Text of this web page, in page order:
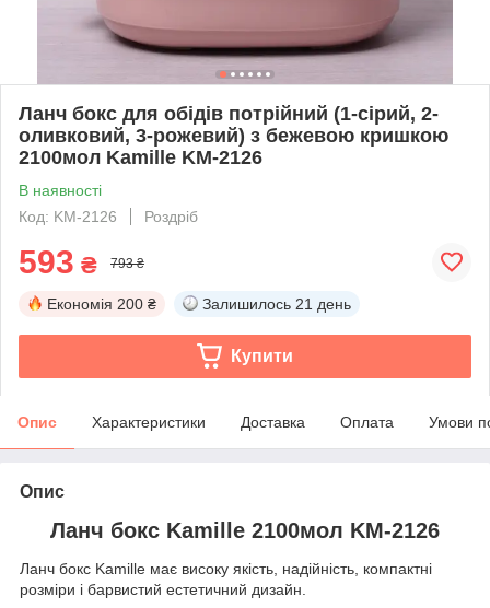
Ланч бокс для обідів потрійний (1-сірий, 2-
оливковий, 3-рожевий) з бежевою кришкою
2100мол Kamille KM-2126
В наявності
Код: KM-2126
Роздріб
593 ₴ 793 ₴
Економія 200 ₴ Залишилось 21 день
Купити
Опис Характеристики Доставка Оплата Умови
Опис
Ланч бокс Kamille 2100мол KM-2126
Ланч бокс Kamille має високу якість, надійність, компактні
розміри і барвистий естетичний дизайн.